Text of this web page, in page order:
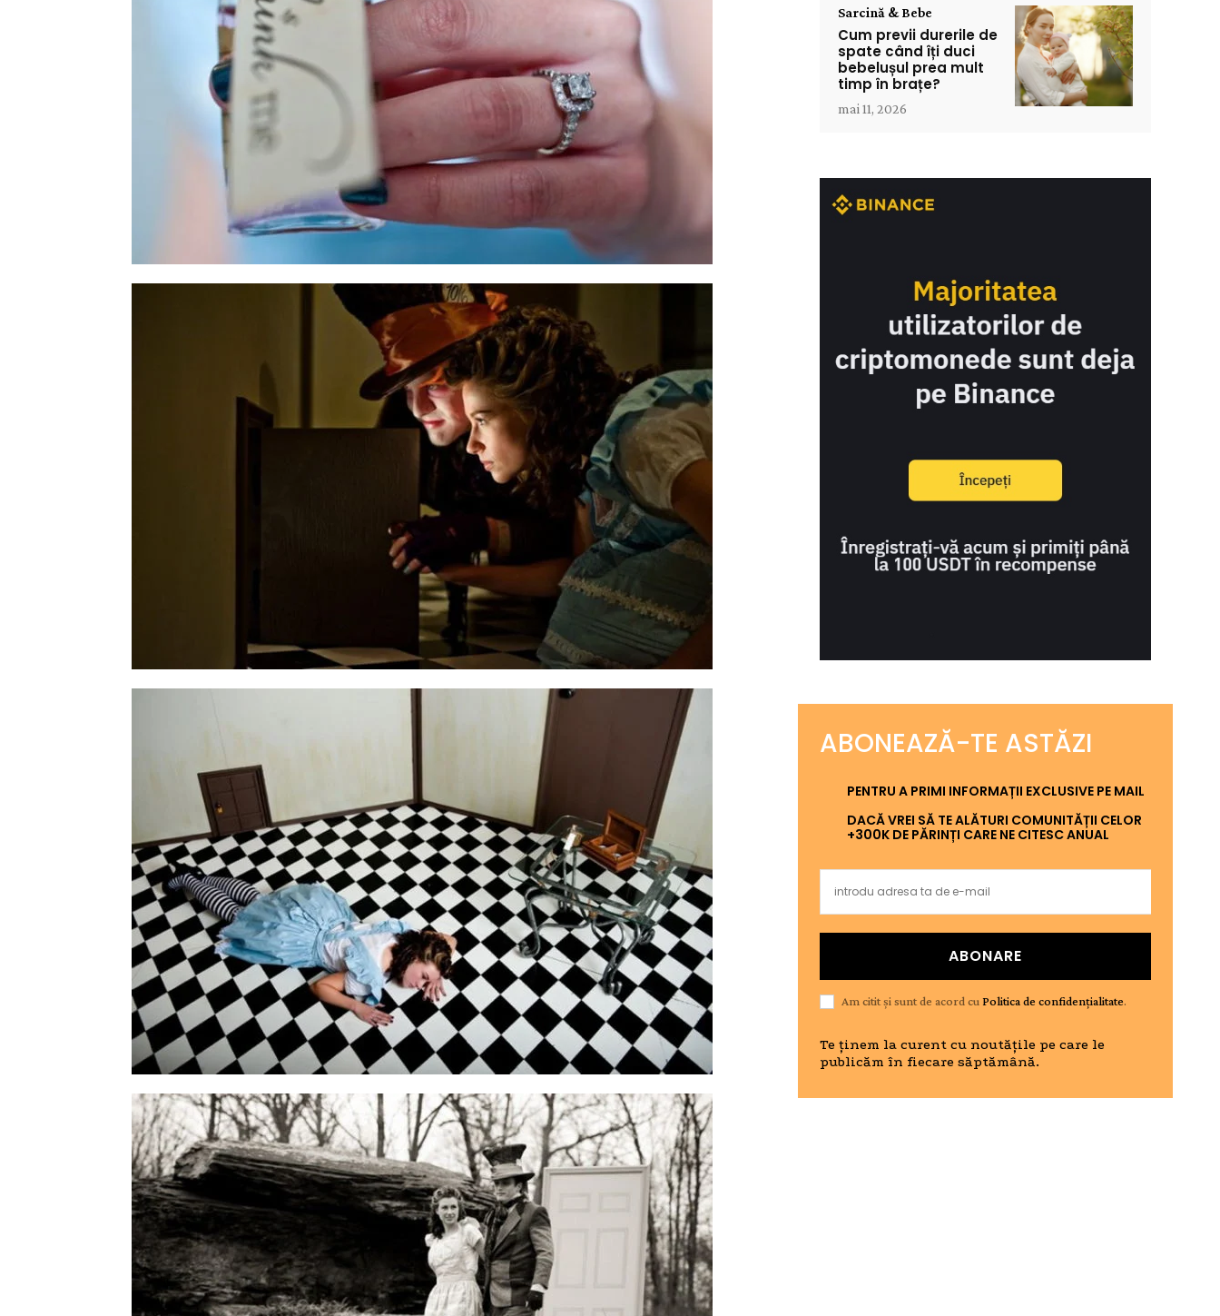
Sarcină & Bebe
Cum previi durerile de
spate când îți duci
bebelușul prea mult
timp în brațe?
mai 11, 2026
ABONEAZĂ-TE ASTĂZI
PENTRU A PRIMI INFORMAȚII EXCLUSIVE PE MAIL
DACĂ VREI SĂ TE ALĂTURI COMUNITĂȚII CELOR
+300K DE PĂRINȚI CARE NE CITESC ANUAL
ABONARE
Am citit și sunt de acord cuPolitica de confidențialitate.
Te ținem la curent cu noutățile pe care le
publicăm în fiecare săptămână.